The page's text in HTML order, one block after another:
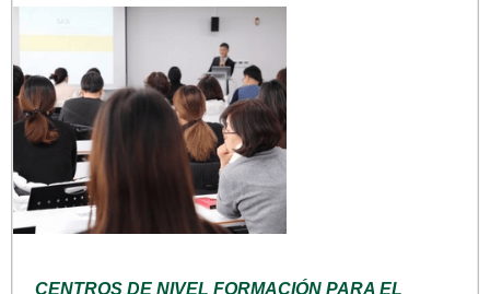
CENTROS DE NIVEL FORMACIÓN PARA EL